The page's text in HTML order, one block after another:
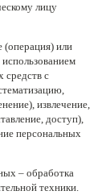
лицу
(операция) или
средств с
извлечение,
доступ),
персональных
– обработка
техники.